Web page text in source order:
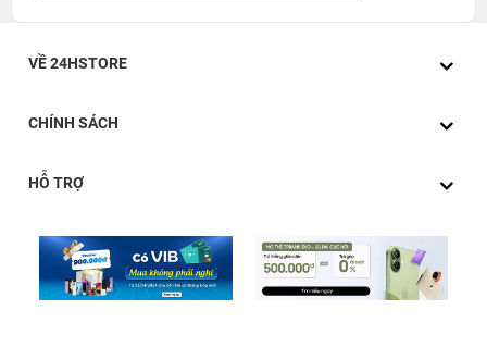
VỀ 24HSTORE
CHÍNH SÁCH
HỖ TRỢ